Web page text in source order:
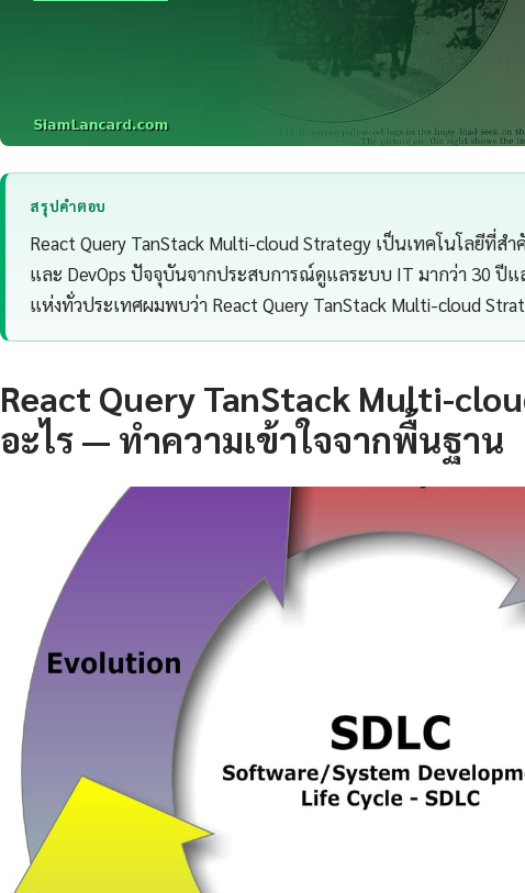
สรุปคำตอบ
React Query TanStack Multi-cloud Strategy เป็นเทคโนโลยีที่ส
และ DevOps ปัจจุบันจากประสบการณ์ดูแลระบบ IT มากว่า 30 ปีแ
แห่งทั่วประเทศผมพบว่า React Query TanStack Multi-cloud
React Query TanStack Multi-
อะไร — ทำความเข้าใจจากพื้นฐาน